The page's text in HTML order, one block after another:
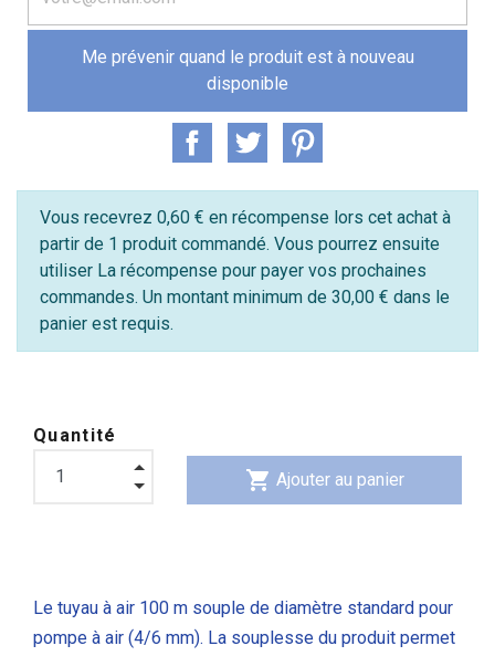
Me prévenir quand le produit est à nouveau
disponible
Vous recevrez 0,60 € en récompense lors cet achat à
partir de 1 produit commandé. Vous pourrez ensuite
utiliser La récompense pour payer vos prochaines
commandes. Un montant minimum de 30,00 € dans le
panier est requis.
Quantité
shopping_cart Ajouter au panier
Le tuyau à air 100 m souple de diamètre standard pour
pompe à air (4/6 mm). La souplesse du produit permet